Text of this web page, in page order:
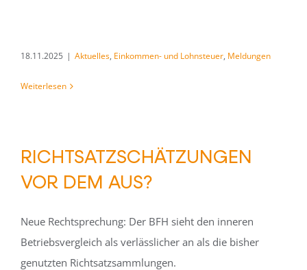
18.11.2025 | Aktuelles, Einkommen- und Lohnsteuer, Meldungen
Weiterlesen
RICHTSATZSCHÄTZUNGEN
VOR DEM AUS?
Neue Rechtsprechung: Der BFH sieht den inneren
Betriebsvergleich als verlässlicher an als die bisher
genutzten Richtsatzsammlungen.